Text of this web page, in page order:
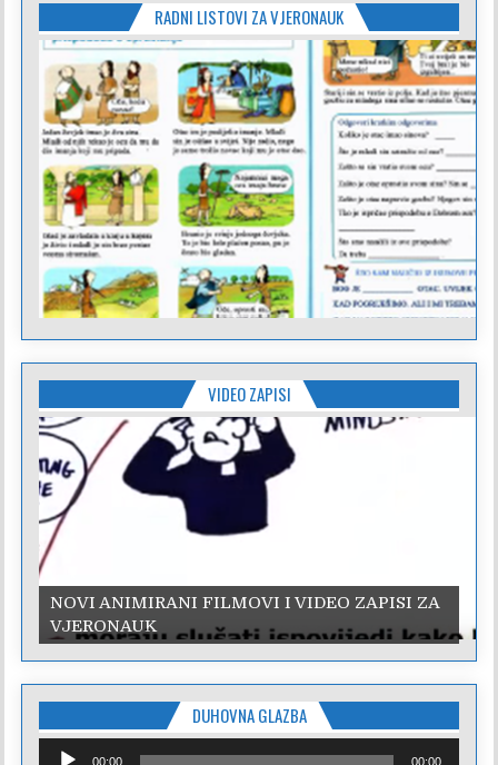
RADNI LISTOVI ZA VJERONAUK
VIDEO ZAPISI
NOVI ANIMIRANI FILMOVI I VIDEO ZAPISI ZA
VJERONAUK
DUHOVNA GLAZBA
Reproduktor
00:00 00:00